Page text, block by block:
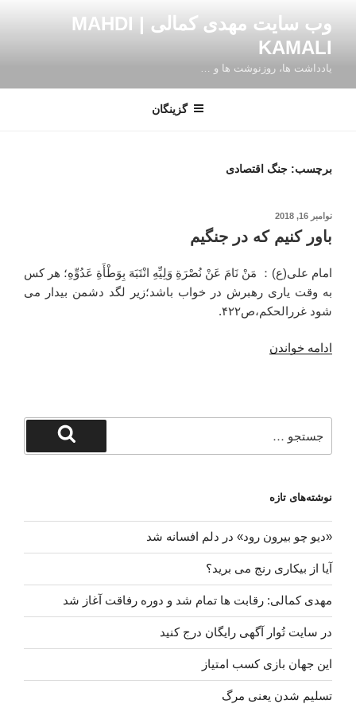
وب سایت مهدی کمالی | MAHDI
KAMALI
یادداشت ها، روزنوشت ها و …
گزینگان
برچسب: جنگ اقتصادی
نوشته‌شده
در
نوامبر 16, 2018
باور کنیم که در جنگیم
امام علی(ع)： مَنْ نَامَ عَنْ نُصْرَةِ وَلِيِّهِ انْتَبَهَ بِوَطْأَةِ عَدُوِّهِ؛ هر کس
به وقت یاری رهبرش در خواب باشد؛زیر لگد دشمن بیدار می
شود غررالحکم،ص۴۲۲.
ادامه خواندن
برای
جستجو
نوشته‌های تازه
«دیو چو بیرون رود» در دلم افسانه شد
آیا از بیکاری رنج می برید؟
مهدی کمالی: رقابت ها تمام شد و دوره رفاقت آغاز شد
در سایت تُوار آگهی رایگان درج کنید
این جهان بازی کسب امتیاز
تسلیم شدن یعنی مرگ